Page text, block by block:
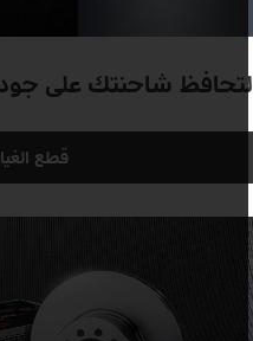
شاحنتك على
قطع